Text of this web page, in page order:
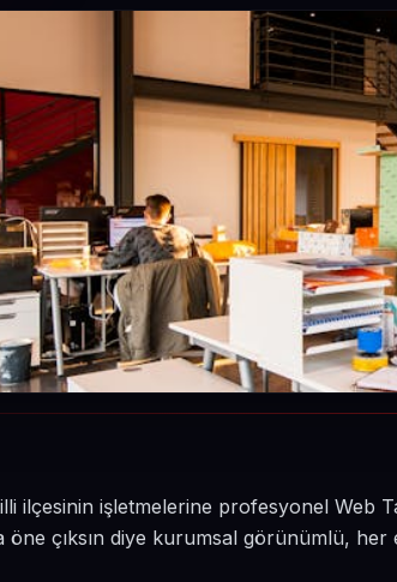
ilçesinin işletmelerine profesyonel Web
öne çıksın diye kurumsal görünümlü,